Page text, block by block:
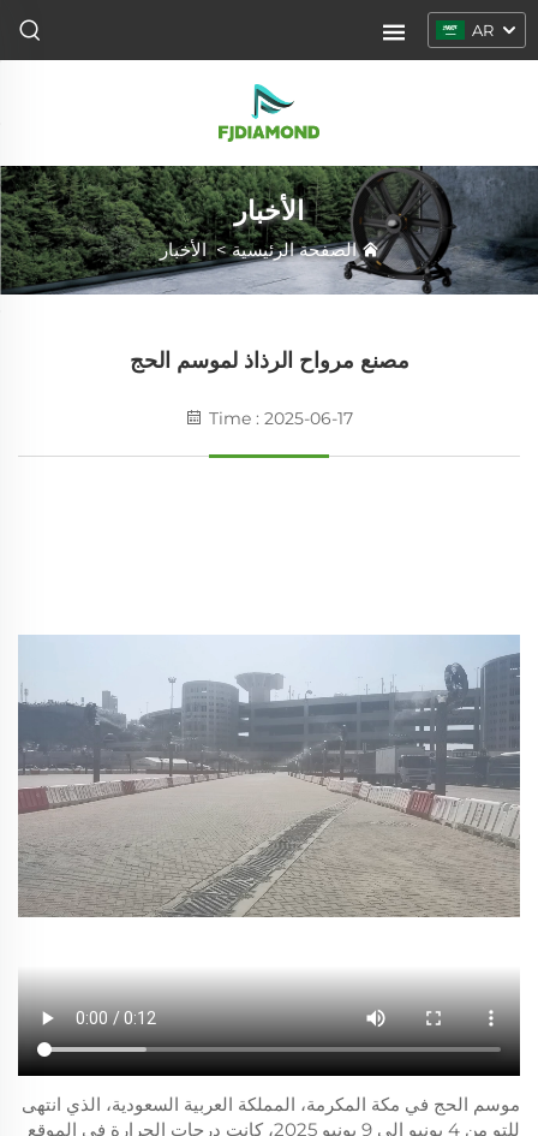
AR
الأخبار
الصفحة الرئيسية>الأخبار
مصنع مرواح الرذاذ لموسم الحج
Time : 2025-06-17
موسم الحج في مكة المكرمة، المملكة العربية السعودية، الذي انتهى
للتو من 4 يونيو إلى 9 يونيو 2025، كانت درجات الحرارة في الموقع